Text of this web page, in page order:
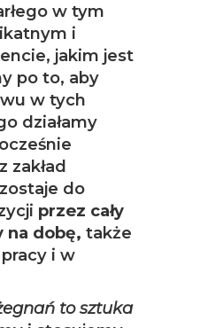
w tym
i
jakim jest
po to, aby
w tych
działamy
zakład
do
przez cały
na dobę, także
i w
to sztuka